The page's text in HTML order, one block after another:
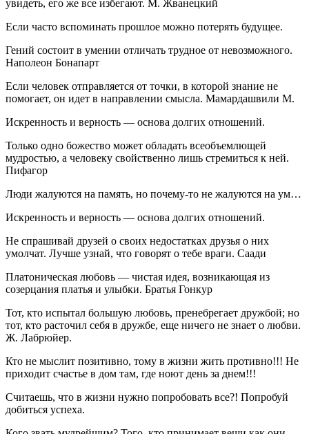
увидеть, его же все избегают. М. Жванецкий
Если часто вспоминать прошлое можно потерять будущее.
Гений состоит в умении отличать трудное от невозможного.
Наполеон Бонапарт
Если человек отправляется от точки, в которой знание не
помогает, он идет в направлении смысла. Мамардашвили М.
Искренность и верность — основа долгих отношений.
Только одно божество может обладать всеобъемлющей
мудростью, а человеку свойственно лишь стремиться к ней.
Пифагор
Люди жалуются на память, но почему-то не жалуются на ум…
Искренность и верность — основа долгих отношений.
Не спрашивай друзей о своих недостатках друзья о них
умолчат. Лучше узнай, что говорят о тебе враги. Саади
Платоническая любовь — чистая идея, возникающая из
созерцания платья и улыбки. Братья Гонкур
Тот, кто испытал большую любовь, пренебрегает дружбой; но
тот, кто расточил себя в дружбе, еще ничего не знает о любви.
Ж. Лабрюйер.
Кто не мыслит позитивно, тому в жизни жить противно!!! Не
приходит счастье в дом там, где ноют день за днем!!!
Считаешь, что в жизни нужно попробовать все?! Попробуй
добиться успеха.